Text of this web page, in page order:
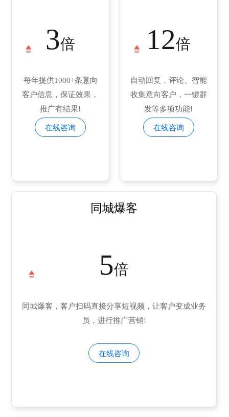
3倍
每年提供1000+条意向
客户信息，保证效果，
推广有结果!
在线咨询
12倍
自动回复，评论、智能
收集意向客户，一键群
发等多项功能!
在线咨询
同城爆客
5倍
同城爆客，客户扫码直接分享短视频，让客户变成业务
员，进行推广营销!
在线咨询